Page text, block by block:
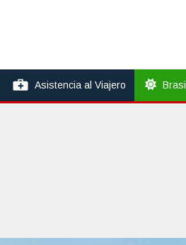
Asistencia al Viajero Brasil